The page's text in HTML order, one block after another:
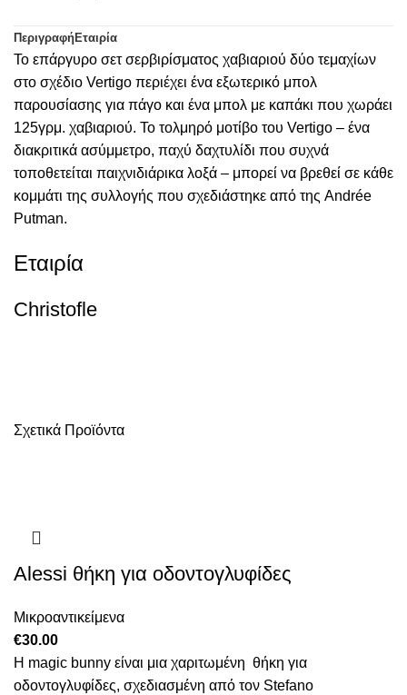
ΠεριγραφήΕταιρία
Το επάργυρο σετ σερβιρίσματος χαβιαριού δύο τεμαχίων
στο σχέδιο Vertigo περιέχει ένα εξωτερικό μπολ
παρουσίασης για πάγο και ένα μπολ με καπάκι που χωράει
125γρμ. χαβιαριού. Το τολμηρό μοτίβο του Vertigo – ένα
διακριτικά ασύμμετρο, παχύ δαχτυλίδι που συχνά
τοποθετείται παιχνιδιάρικα λοξά – μπορεί να βρεθεί σε κάθε
κομμάτι της συλλογής που σχεδιάστηκε από της Andrée
Putman.
Εταιρία
Christofle
Σχετικά Προϊόντα
Alessi θήκη για οδοντογλυφίδες
Μικροαντικείμενα
€30.00
Η magic bunny είναι μια χαριτωμένη θήκη για
οδοντογλυφίδες, σχεδιασμένη από τον Stefano